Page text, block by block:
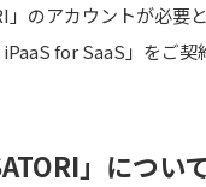
のアカウントが必要と
for SaaS」をご契
」につい